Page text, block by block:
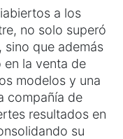
a los
no solo superó
sino que además
la venta de
modelos y una
compañía de
resultados en
su